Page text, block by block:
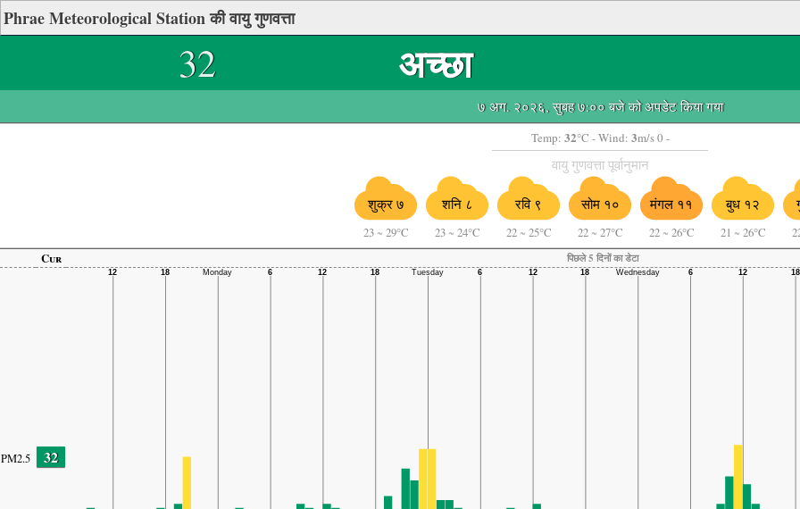
Phrae Meteorological Station की वायु गुणवत्ता
32 अच्छा
७ अग. २०२६, सुबह ७:०० बजे को अपडेट किया गया
Temp: 32°C - Wind: 3m/s 0 -
वायु गुणवत्ता पूर्वानुमान
शुक्र ७
23 ~ 29°C
शनि ८
23 ~ 24°C
रवि ९
22 ~ 25°C
सोम १०
22 ~ 27°C
मंगल ११
22 ~ 26°C
बुध १२
21 ~ 26°C
Cur
पिछले 5 दिनों का डेटा
PM2.5 32